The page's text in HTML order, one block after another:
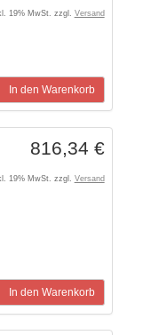
19% MwSt. zzgl. Versand
In den Warenkorb
816,34 €
19% MwSt. zzgl. Versand
In den Warenkorb